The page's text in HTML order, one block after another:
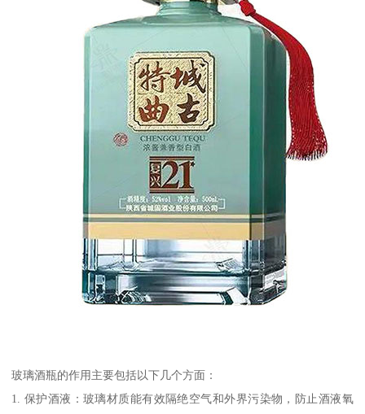
玻璃酒瓶的作用主要包括以下几个方面：
1. 保护酒液：玻璃材质能有效隔绝空气和外界污染物，防止酒液氧